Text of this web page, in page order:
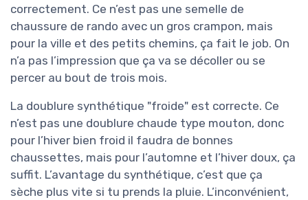
correctement. Ce n’est pas une semelle de
chaussure de rando avec un gros crampon, mais
pour la ville et des petits chemins, ça fait le job. On
n’a pas l’impression que ça va se décoller ou se
percer au bout de trois mois.
La doublure synthétique "froide" est correcte. Ce
n’est pas une doublure chaude type mouton, donc
pour l’hiver bien froid il faudra de bonnes
chaussettes, mais pour l’automne et l’hiver doux, ça
suffit. L’avantage du synthétique, c’est que ça
sèche plus vite si tu prends la pluie. L’inconvénient,